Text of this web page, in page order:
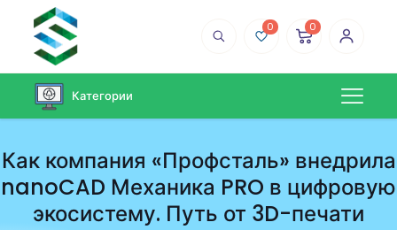
0 0
Категории
Как компания «Профсталь» внедрила
nanoCAD Механика PRO в цифровую
экосистему. Путь от 3D-печати